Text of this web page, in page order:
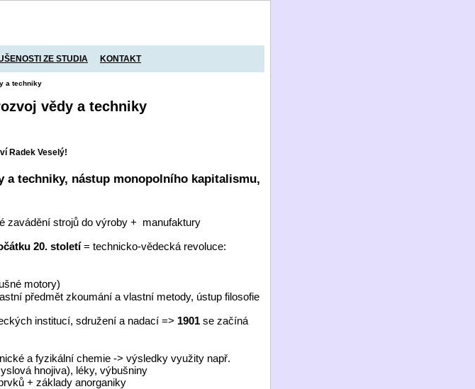
ZE STUDIA KONTAKT
a techniky
vědy a techniky
Radek Veselý!
a techniky, nástup monopolního kapitalismu,
zavádění strojů do výroby + manufaktury
20. století= technicko-vědecká revoluce:
motory)
předmět zkoumání a vlastní metody, ústup filosofie
institucí, sdružení a nadací => 1901 se začíná
a fyzikální chemie -> výsledky využity např.
hnojiva), léky, výbušniny
+ základy anorganiky